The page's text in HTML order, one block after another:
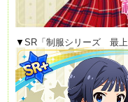
▼ SR「制服シリーズ 最上